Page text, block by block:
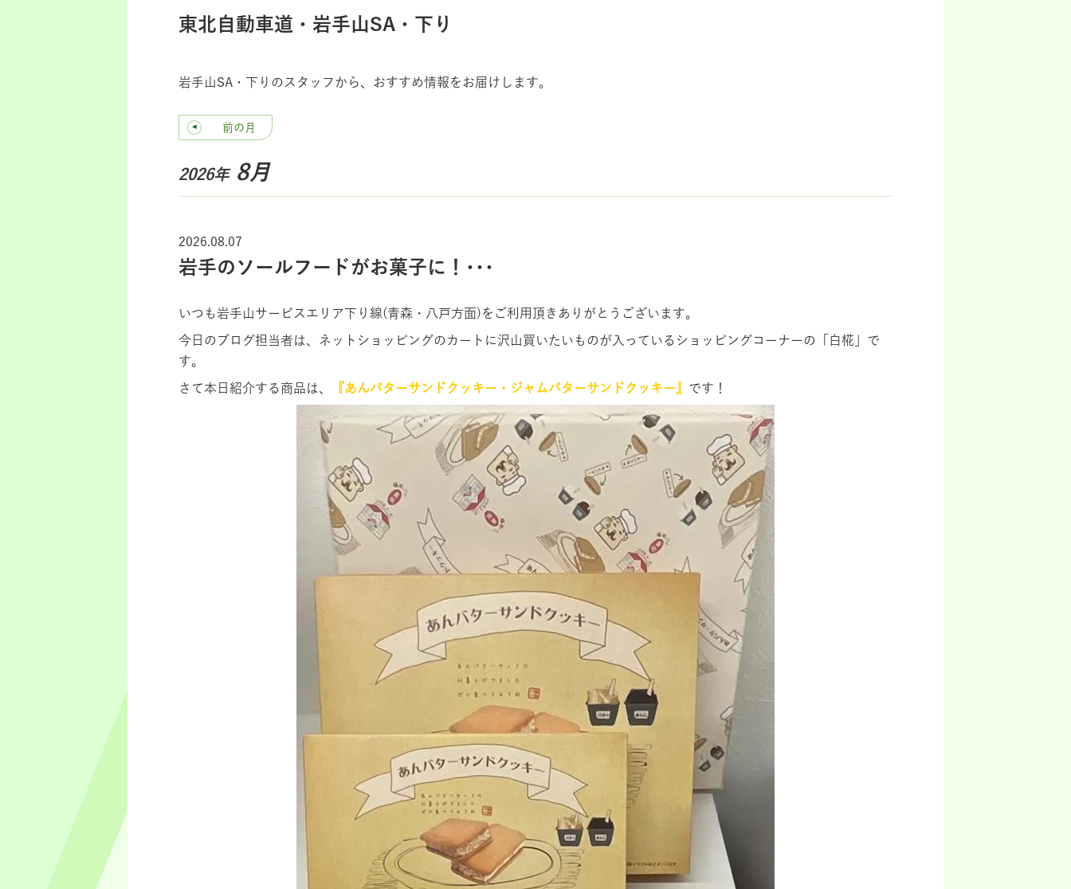
東北自動車道・岩手山SA・下り
岩手山SA・下りのスタッフから、おすすめ情報をお届けします。
前の月
2026年 8月
2026.08.07
岩手のソールフードがお菓子に！･･･
いつも岩手山サービスエリア下り線(青森・八戸方面)をご利用頂きありがとうございます。
今日のブログ担当者は、ネットショッピングのカートに沢山買いたいものが入っているショッピングコーナーの「白椛」で
す。
さて本日紹介する商品は、 『あんバターサンドクッキー・ジャムバターサンドクッキー』 です！